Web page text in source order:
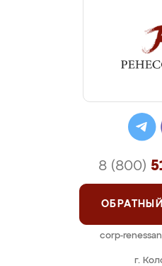
г.
8 (800)
corp-